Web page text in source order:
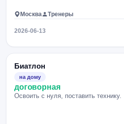
Москва Тренеры
2026-06-13
Биатлон
на дому
договорная
Освоить с нуля, поставить технику.